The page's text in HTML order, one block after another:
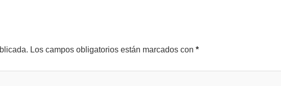
Los campos obligatorios están marcados con *